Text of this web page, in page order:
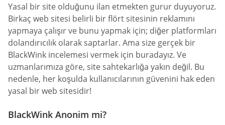
Yasal bir site olduğunu ilan etmekten gurur duyuyoruz.
Birkaç web sitesi belirli bir flört sitesinin reklamını
yapmaya çalışır ve bunu yapmak için; diğer platformları
dolandırıcılık olarak saptarlar. Ama size gerçek bir
BlackWink incelemesi vermek için buradayız. Ve
uzmanlarımıza göre, site sahtekarlığa yakın değil. Bu
nedenle, her koşulda kullanıcılarının güvenini hak eden
yasal bir web sitesidir!
BlackWink Anonim mi?